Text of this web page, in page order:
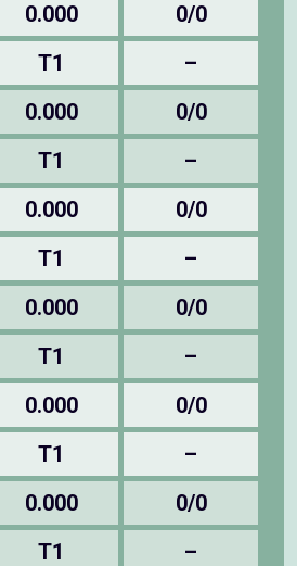
0.000
0/0
T1 –
0.000
0/0
T1 –
0.000
0/0
T1 –
0.000
0/0
T1 –
0.000
0/0
T1 –
0.000
0/0
T1 –